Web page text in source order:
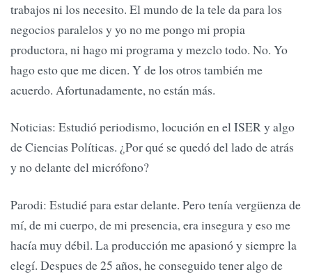
trabajos ni los necesito. El mundo de la tele da para los
negocios paralelos y yo no me pongo mi propia
productora, ni hago mi programa y mezclo todo. No. Yo
hago esto que me dicen. Y de los otros también me
acuerdo. Afortunadamente, no están más.
Noticias: Estudió periodismo, locución en el ISER y algo
de Ciencias Políticas. ¿Por qué se quedó del lado de atrás
y no delante del micrófono?
Parodi: Estudié para estar delante. Pero tenía vergüenza de
mí, de mi cuerpo, de mi presencia, era insegura y eso me
hacía muy débil. La producción me apasionó y siempre la
elegí. Despues de 25 años, he conseguido tener algo de